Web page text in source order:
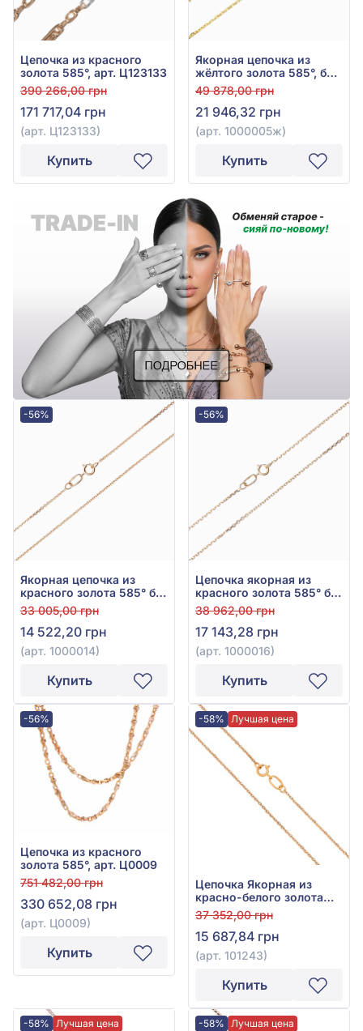
Цепочка из красного
золота 585°, арт. Ц123133
390 266,00 грн
171 717,04 грн
(арт. Ц123133)
Купить
Якорная цепочка из
жёлтого золота 585°, без
вставки, арт. 1000005ж
49 878,00 грн
21 946,32 грн
(арт. 1000005ж)
Купить
-56%
Якорная цепочка из
красного золота 585° без
вставки, арт. 1000014
33 005,00 грн
14 522,20 грн
(арт. 1000014)
Купить
-56%
Цепочка якорная из
красного золота 585° без
вставки, арт. 1000016
38 962,00 грн
17 143,28 грн
(арт. 1000016)
Купить
-56%
Цепочка из красного
золота 585°, арт. Ц0009
751 482,00 грн
330 652,08 грн
(арт. Ц0009)
Купить
-58% Лучшая цена
Цепочка Якорная из
красно-белого золота
585°, арт. 101243
37 352,00 грн
15 687,84 грн
(арт. 101243)
Купить
-58% Лучшая цена -58% Лучшая цена